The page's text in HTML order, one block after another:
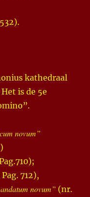
kathedraal
is de 5e
novum”
712),
novum” (nr.